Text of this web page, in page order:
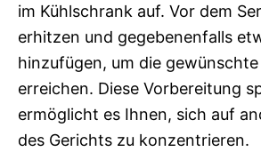
im Kühlschrank auf. Vor dem
erhitzen und gegebenenfalls
hinzufügen, um die
erreichen. Diese Vorbereitung
ermöglicht es Ihnen, sich auf
des Gerichts zu konzentrieren.